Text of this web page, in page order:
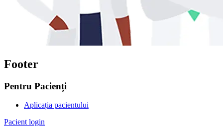
Footer
Pentru Pacienți
Aplicația pacientului
Pacient login